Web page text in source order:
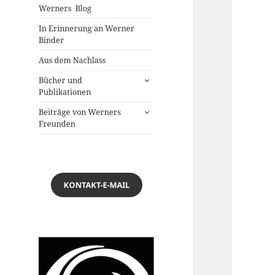
Werners Blog
In Erinnerung an Werner
Binder
Aus dem Nachlass
Bücher und
Publikationen
untermenü
Beiträge von Werners
Freunden
untermenü
KONTAKT-E-MAIL